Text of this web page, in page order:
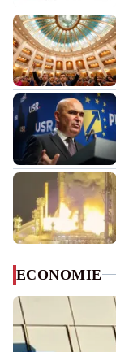
ECONOMIE